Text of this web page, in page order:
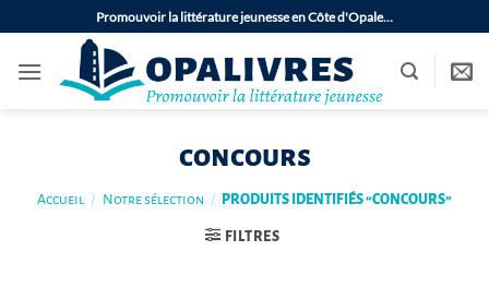
au
contenu
Promouvoir la littérature jeunesse en Côte d'Opale…
concours
Accueil / Notre sélection / PRODUITS IDENTIFIÉS “CONCOURS”
FILTRES